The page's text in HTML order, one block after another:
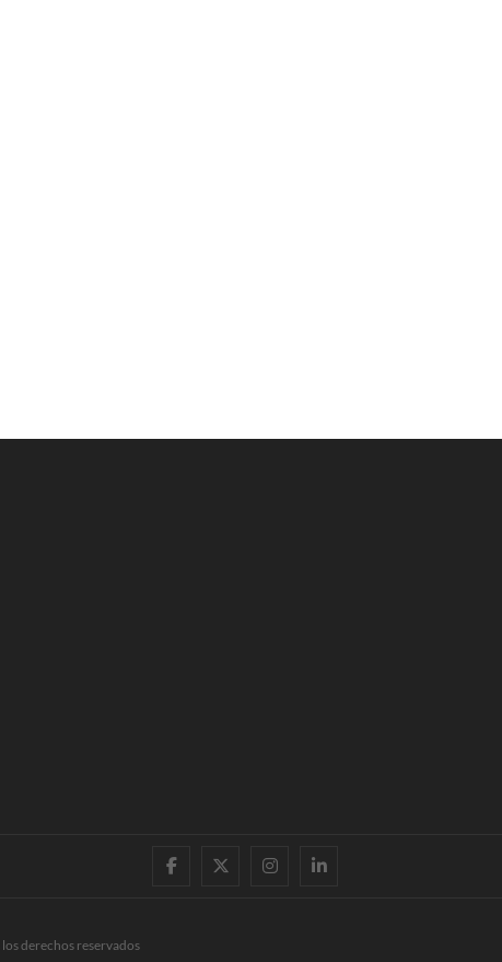
facebooktwitterinstagram
linkedin
derechos reservados